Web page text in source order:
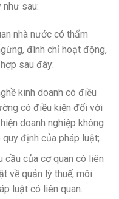
sau:
nhà nước có thẩm
đình chỉ hoạt động,
sau đây:
kinh doanh có điều
có điều kiện đối với
doanh nghiệp không
định của pháp luật;
cầu của cơ quan có liên
về quản lý thuế, môi
luật có liên quan.